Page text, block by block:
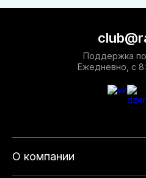
О компании
Поддержка
Ежедневно, с